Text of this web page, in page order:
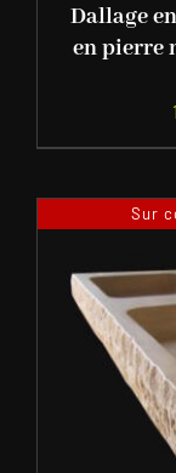
Dallage
en pierre
Sur